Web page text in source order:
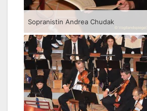
Sopranistin Andrea Chudak